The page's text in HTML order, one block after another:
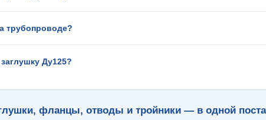
трубопроводе?
Ду125?
фланцы, отводы и тройники — в одной